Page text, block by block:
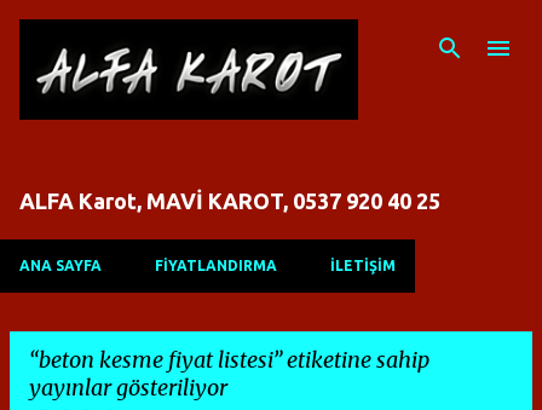
ALFA Karot, MAVİ KAROT, 0537 920 40 25
ANA SAYFA FİYATLANDIRMA İLETİŞİM
beton kesme fiyat listesi etiketine sahip
yayınlar gösteriliyor